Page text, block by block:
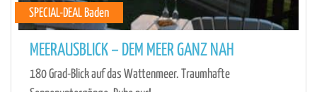
SPECIAL-DEAL Baden
MEERAUSBLICK – DEM MEER GANZ NAH
180 Grad-Blick auf das Wattenmeer. Traumhafte